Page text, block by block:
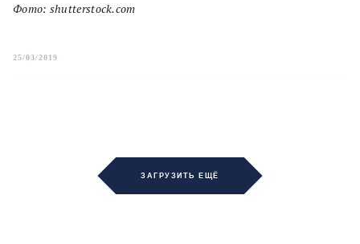
Фото: shutterstock.com
25/03/2019
ЗАГРУЗИТЬ ЕЩЁ